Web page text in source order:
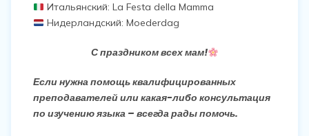
Итальянский: La Festa della Mamma
Нидерландский: Moederdag
С праздником всех мам!
Если нужна помощь квалифицированных
преподавателей или какая-либо консультация
по изучению языка – всегда рады помочь.